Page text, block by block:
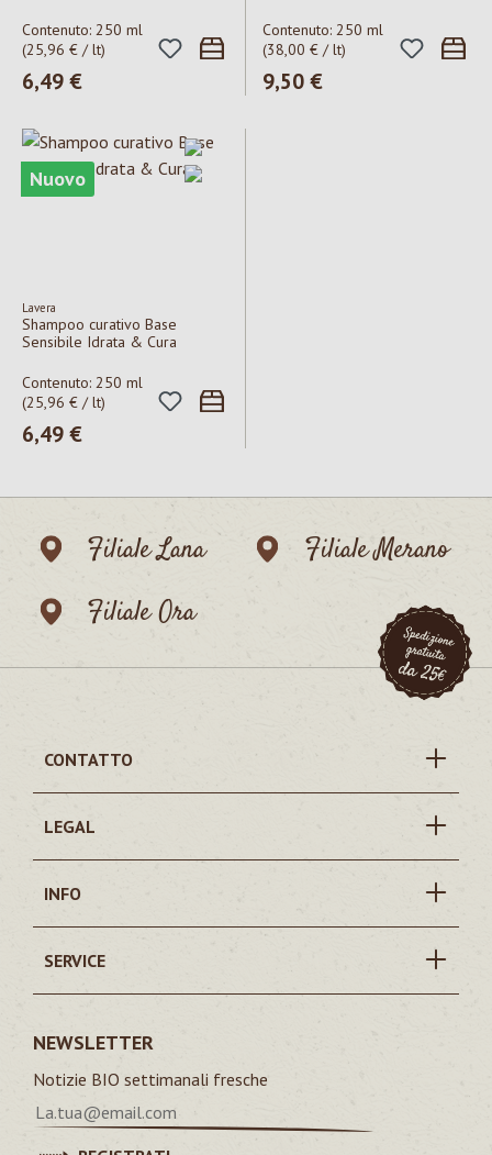
Contenuto: 250 ml
(25,96 € / lt)
Prezzo normale:
6,49 €
Contenuto: 250 ml
(38,00 € / lt)
Prezzo normale:
9,50 €
Nuovo
Lavera
Shampoo curativo Base
Sensibile Idrata & Cura
Contenuto: 250 ml
(25,96 € / lt)
Prezzo normale:
6,49 €
Filiale Lana
Filiale Merano
Filiale Ora
CONTATTO
LEGAL
INFO
SERVICE
NEWSLETTER
Notizie BIO settimanali fresche